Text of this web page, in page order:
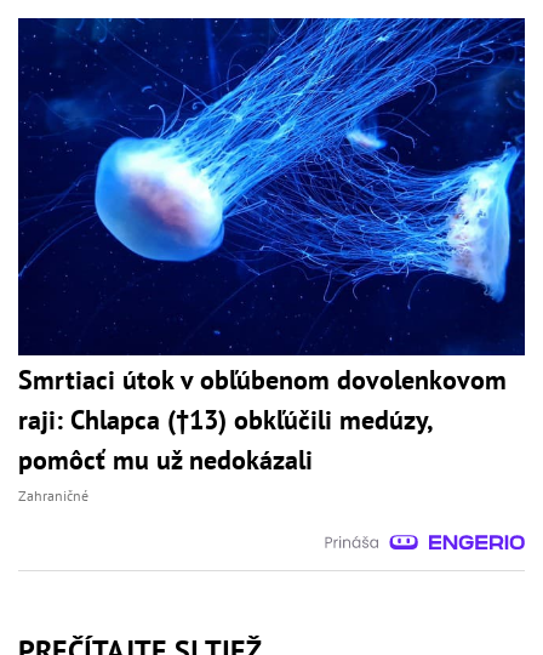
Smrtiaci útok v obľúbenom dovolenkovom
raji: Chlapca (†13) obkľúčili medúzy,
pomôcť mu už nedokázali
Zahraničné